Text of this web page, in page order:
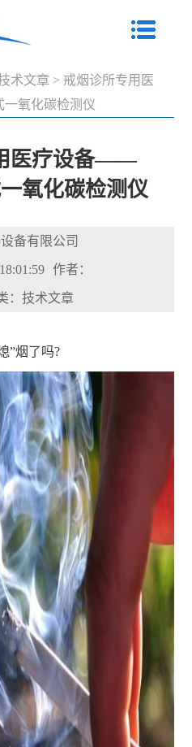
术文章 > 戒烟诊所专用医
氧化碳检测仪
医疗设备——
氧化碳检测仪
备有限公司
作者：
：技术文章
”烟了吗?